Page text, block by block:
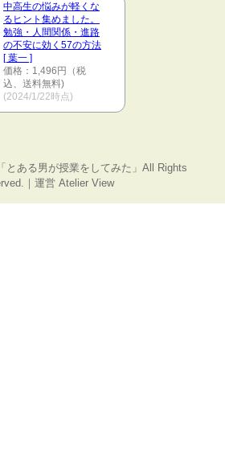
中高生の悩みが軽くな
るヒント集めました。
勉強・人間関係・進路
の不安に効く57の方法
[ 葉一 ]
価格：1,496円（税
込、送料無料)
(2024/1/22時点)
とある男が授業をしてみた」All Rights
｜運営 Atelier View